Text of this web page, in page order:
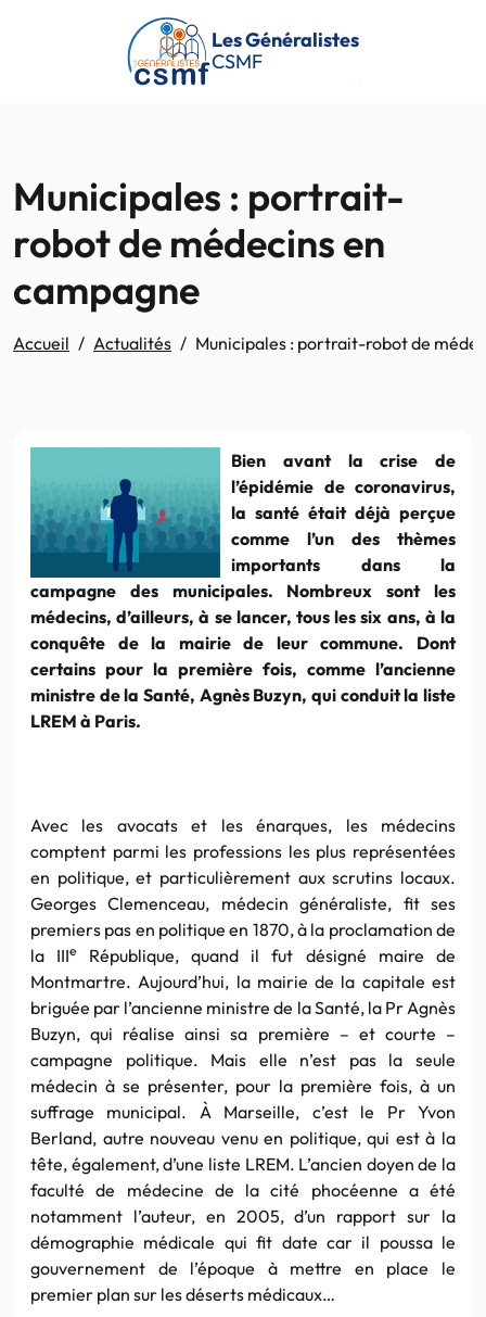
Passer au contenu principal
Les Généralistes
CSMF
Municipales : portrait-
robot de médecins en
campagne
Accueil Actualités Municipales : portrait-robot de
Bien avant la crise de
l’épidémie de coronavirus,
la santé était déjà perçue
comme l’un des thèmes
importants dans la
campagne des municipales. Nombreux sont les
médecins, d’ailleurs, à se lancer, tous les six ans, à la
conquête de la mairie de leur commune. Dont
certains pour la première fois, comme l’ancienne
ministre de la Santé, Agnès Buzyn, qui conduit la liste
LREM à Paris.
Avec les avocats et les énarques, les médecins
comptent parmi les professions les plus représentées
en politique, et particulièrement aux scrutins locaux.
Georges Clemenceau, médecin généraliste, fit ses
premiers pas en politique en 1870, à la proclamation de
la IIIe
République, quand il fut désigné maire de
Montmartre. Aujourd’hui, la mairie de la capitale est
briguée par l’ancienne ministre de la Santé, la Pr Agnès
Buzyn, qui réalise ainsi sa première – et courte –
campagne politique. Mais elle n’est pas la seule
médecin à se présenter, pour la première fois, à un
suffrage municipal. À Marseille, c’est le Pr Yvon
Berland, autre nouveau venu en politique, qui est à la
tête, également, d’une liste LREM. L’ancien doyen de la
faculté de médecine de la cité phocéenne a été
notamment l’auteur, en 2005, d’un rapport sur la
démographie médicale qui fit date car il poussa le
gouvernement de l’époque à mettre en place le
premier plan sur les déserts médicaux…